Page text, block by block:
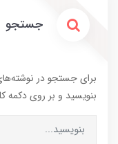
جستجو
برای جستجو در
بنویسید و بر روی دکمه